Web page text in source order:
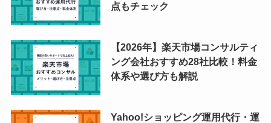
点もチェック
【2026年】楽天市場コンサルティ
ング会社おすすめ28社比較！料金
体系や選び方も解説
Yahoo!ショッピング運用代行・運